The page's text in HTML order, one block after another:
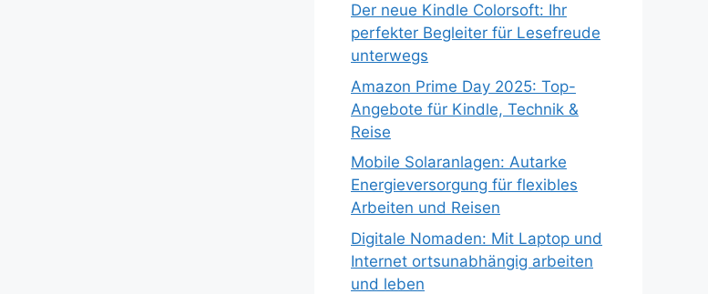
Der neue Kindle Colorsoft: Ihr
perfekter Begleiter für Lesefreude
unterwegs
Amazon Prime Day 2025: Top-
Angebote für Kindle, Technik &
Reise
Mobile Solaranlagen: Autarke
Energieversorgung für flexibles
Arbeiten und Reisen
Digitale Nomaden: Mit Laptop und
Internet ortsunabhängig arbeiten
und leben